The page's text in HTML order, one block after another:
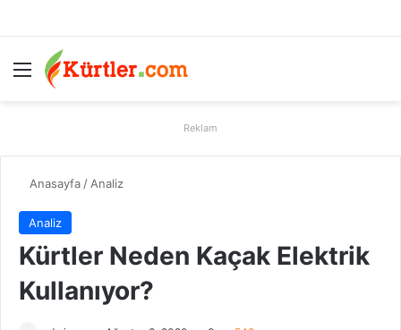
Menü
Reklam
Anasayfa / Analiz
Analiz
Kürtler Neden Kaçak Elektrik
Kullanıyor?